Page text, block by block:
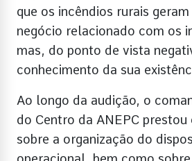
que os incêndios rurais
negócio relacionado com os
mas, do ponto de vista
conhecimento da sua
Ao longo da audição, o
do Centro da ANEPC
sobre a organização do